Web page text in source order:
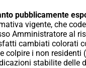
pubblicamente
vigente, che
Amministratore al
cambiati colorati
colpire i non
stabilite delle